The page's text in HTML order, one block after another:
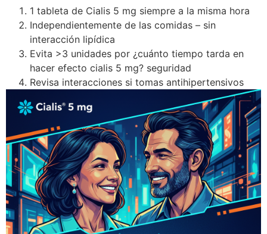
1 tableta de Cialis 5 mg siempre a la misma hora
Independientemente de las comidas – sin
interacción lipídica
Evita >3 unidades por ¿cuánto tiempo tarda en
hacer efecto cialis 5 mg? seguridad
Revisa interacciones si tomas antihipertensivos